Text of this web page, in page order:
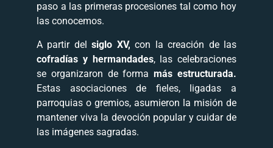
paso a las primeras procesiones tal como hoy
las conocemos.
A partir del siglo XV, con la creación de las
cofradías y hermandades, las celebraciones
se organizaron de formamás estructurada.
Estas asociaciones de fieles, ligadas a
parroquias o gremios, asumieron la misión de
mantener viva la devoción popular y cuidar de
las imágenes sagradas.